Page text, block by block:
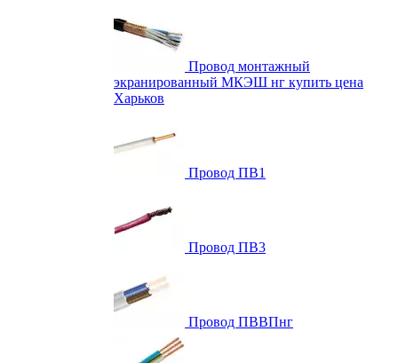
Провод монтажный
экранированный МКЭШ нг купить цена
Харьков
Провод ПВ1
Провод ПВ3
Провод ПВВПнг